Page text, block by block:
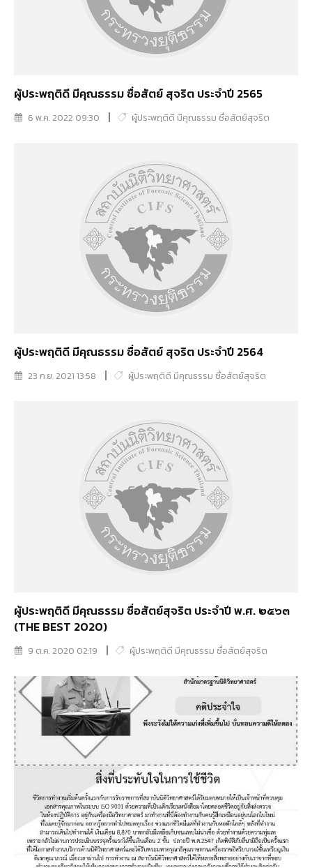
ผู้ประพฤติดี มีคุณธรรม ซื่อสัตย์ สุจริต ประจำปี 2565
6 พ.ค. 2022 09:30 ผู้ประพฤติดี มีคุณธรรม ซื่อสัตย์สุจริต
ผู้ประพฤติดี มีคุณธรรม ซื่อสัตย์ สุจริต ประจำปี 2564
23 ก.ย. 2021 13:58 ผู้ประพฤติดี มีคุณธรรม ซื่อสัตย์สุจริต
ผู้ประพฤติดี มีคุณธรรม ซื่อสัตย์สุจริต ประจำปี พ.ศ. ๒๕๖๓
(THE BEST 2020)
9 ต.ค. 2020 02:19 ผู้ประพฤติดี มีคุณธรรม ซื่อสัตย์สุจริต